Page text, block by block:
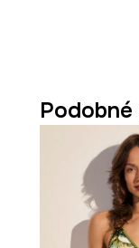
aktivit.
Vázání
tělu.